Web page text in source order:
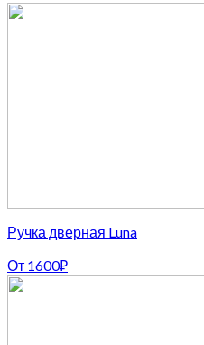
Ручка дверная Luna
От 1600₽